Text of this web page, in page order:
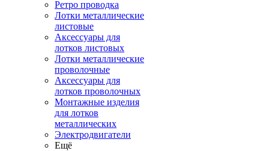
Ретро проводка
Лотки металлические
листовые
Аксессуары для
лотков листовых
Лотки металлические
проволочные
Аксессуары для
лотков проволочных
Монтажные изделия
для лотков
металлических
Электродвигатели
Ещё